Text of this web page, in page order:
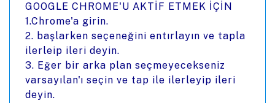
GOOGLE CHROME'U AKTİF ETMEK İÇİN
1.Chrome'a girin.
2. başlarken seçeneğini entırlayın ve tapla
ilerleip ileri deyin.
3. Eğer bir arka plan seçmeyecekseniz
varsayılan'ı seçin ve tap ile ilerleyip ileri
deyin.